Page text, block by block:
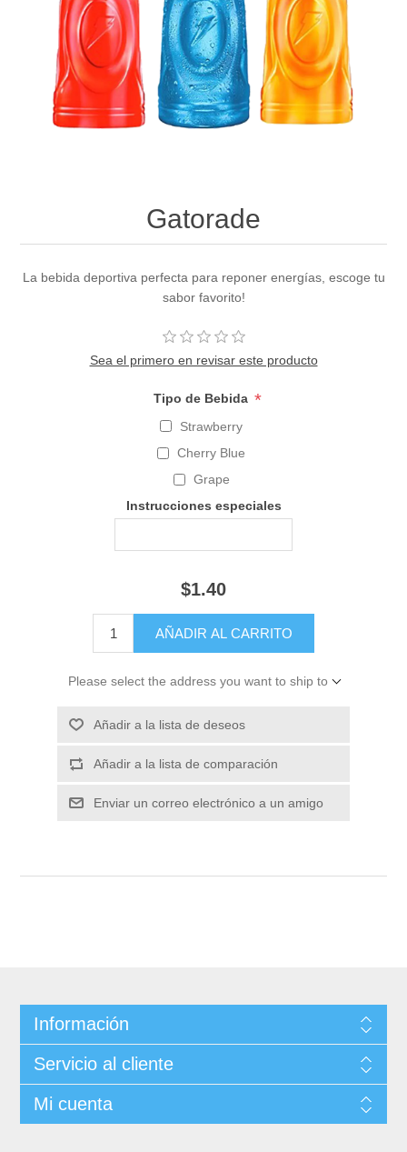
Gatorade
La bebida deportiva perfecta para reponer energías, escoge tu
sabor favorito!
Sea el primero en revisar este producto
Tipo de Bebida *
Strawberry
Cherry Blue
Grape
Instrucciones especiales
$1.40
Please select the address you want to ship to
Información
Servicio al cliente
Mi cuenta